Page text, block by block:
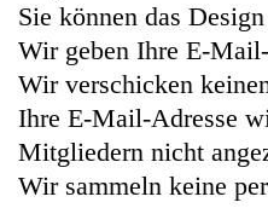
Sie können das
Wir geben Ihre E-
Wir verschicken
Ihre E-Mail-Adresse
Mitgliedern nicht
Wir sammeln keine